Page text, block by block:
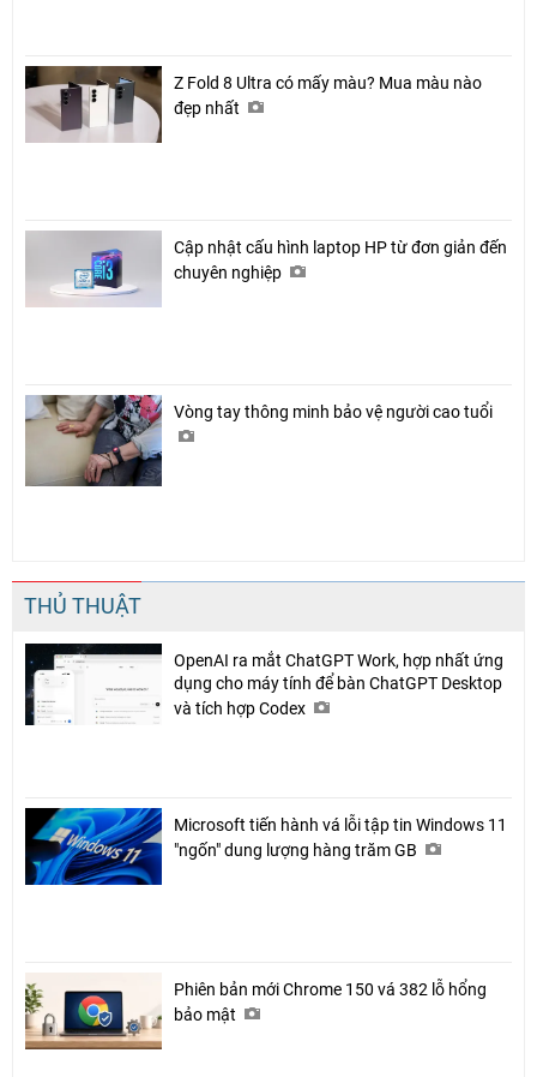
Z Fold 8 Ultra có mấy màu? Mua màu nào
đẹp nhất
Cập nhật cấu hình laptop HP từ đơn giản đến
chuyên nghiệp
Vòng tay thông minh bảo vệ người cao tuổi
THỦ THUẬT
OpenAI ra mắt ChatGPT Work, hợp nhất ứng
dụng cho máy tính để bàn ChatGPT Desktop
và tích hợp Codex
Microsoft tiến hành vá lỗi tập tin Windows 11
"ngốn" dung lượng hàng trăm GB
Phiên bản mới Chrome 150 vá 382 lỗ hổng
bảo mật